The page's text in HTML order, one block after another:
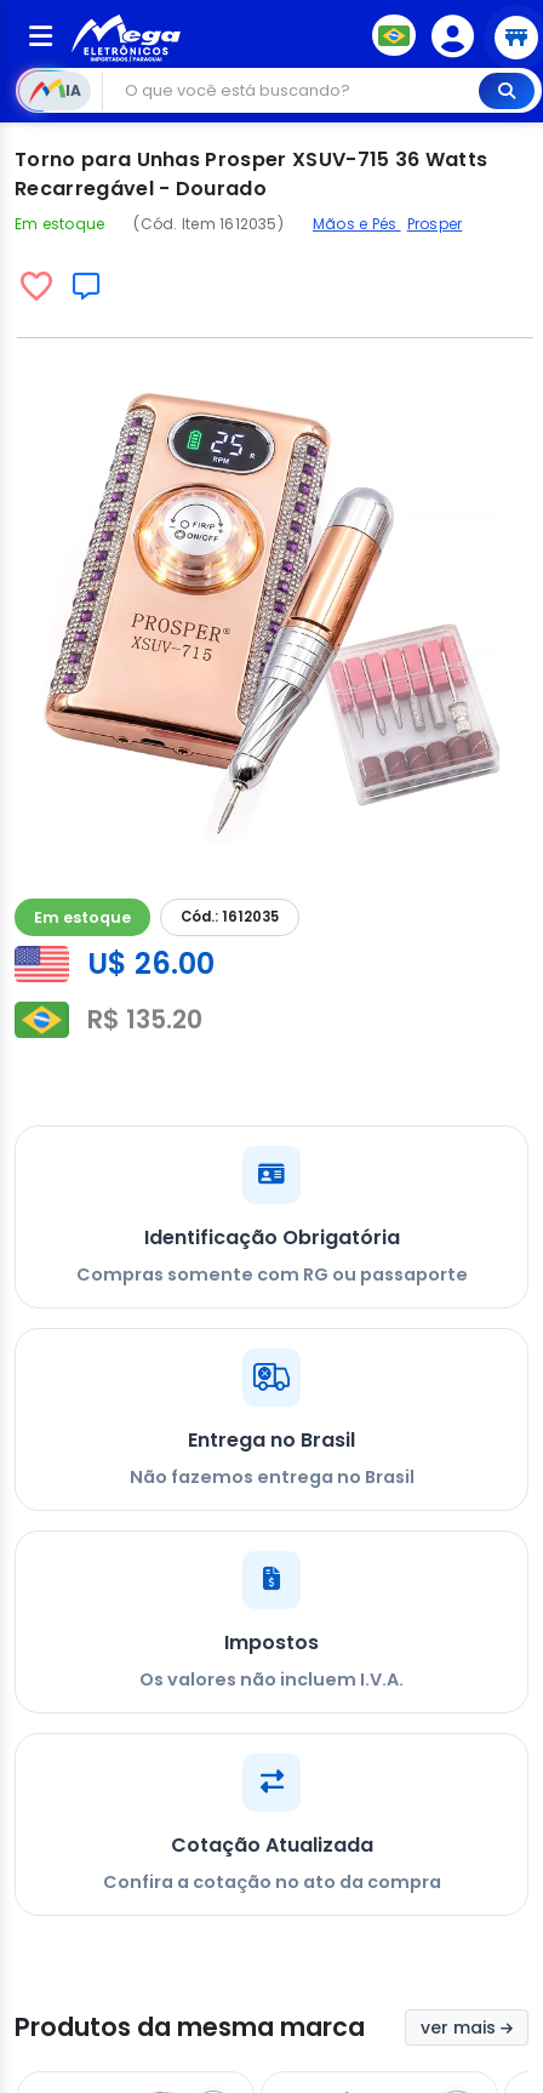
IA
Torno para Unhas Prosper XSUV-715 36 Watts
Recarregável - Dourado
Em estoque (Cód. Item 1612035) Mãos e Pés Prosper
Em estoque Cód.: 1612035
U$ 26.00
R$ 135.20
Identificação Obrigatória
Compras somente com RG ou passaporte
Entrega no Brasil
Não fazemos entrega no Brasil
Impostos
Os valores não incluem I.V.A.
Cotação Atualizada
Confira a cotação no ato da compra
Produtos da mesma marca ver mais